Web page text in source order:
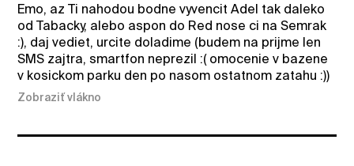
Emo, az Ti nahodou bodne vyvencit Adel tak daleko
od Tabacky, alebo aspon do Red nose ci na Semrak
:), daj vediet, urcite doladime (budem na prijme len
SMS zajtra, smartfon neprezil :( omocenie v bazene
v kosickom parku den po nasom ostatnom zatahu :))
Zobraziť vlákno